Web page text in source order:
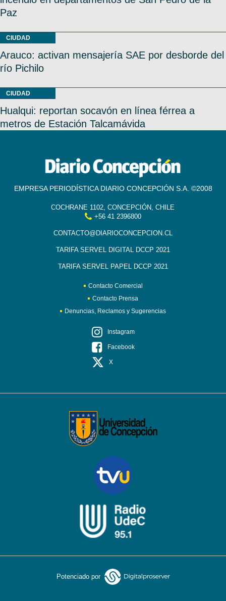
Paz
CIUDAD
Arauco: activan mensajería SAE por desborde del
río Pichilo
CIUDAD
Hualqui: reportan socavón en línea férrea a
metros de Estación Talcamávida
EMPRESA PERIODÍSTICA DIARIO CONCEPCIÓN S.A. ©2008
COCHRANE 1102, CONCEPCIÓN, CHILE
+56 41 2396800
CONTACTO@DIARIOCONCEPCION.CL
TARIFA SERVEL DIGITAL DCCP 2021
TARIFA SERVEL PAPEL DCCP 2021
Contacto Comercial
Contacto Prensa
Denuncias, Reclamos y Sugerencias
Instagram
Facebook
X
Potenciado por